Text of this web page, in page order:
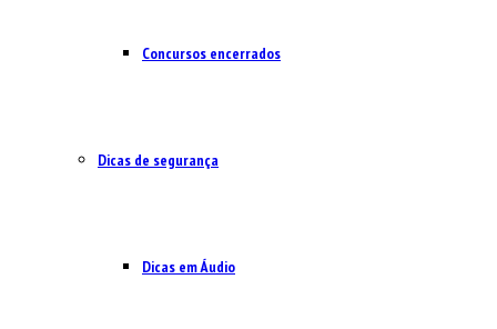
Concursos encerrados
Dicas de segurança
Dicas em Áudio